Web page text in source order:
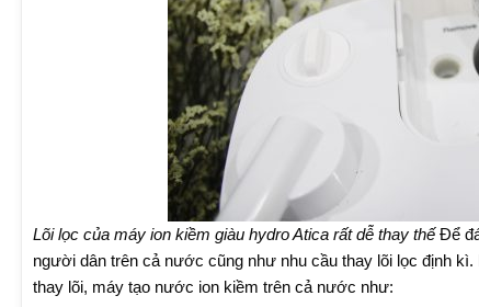
Lõi lọc của máy ion kiềm giàu hydro Atica rất dễ thay thếĐể
người dân trên cả nước cũng như nhu cầu thay lõi lọc định
thay lõi, máy tạo nước ion kiềm trên cả nước như: